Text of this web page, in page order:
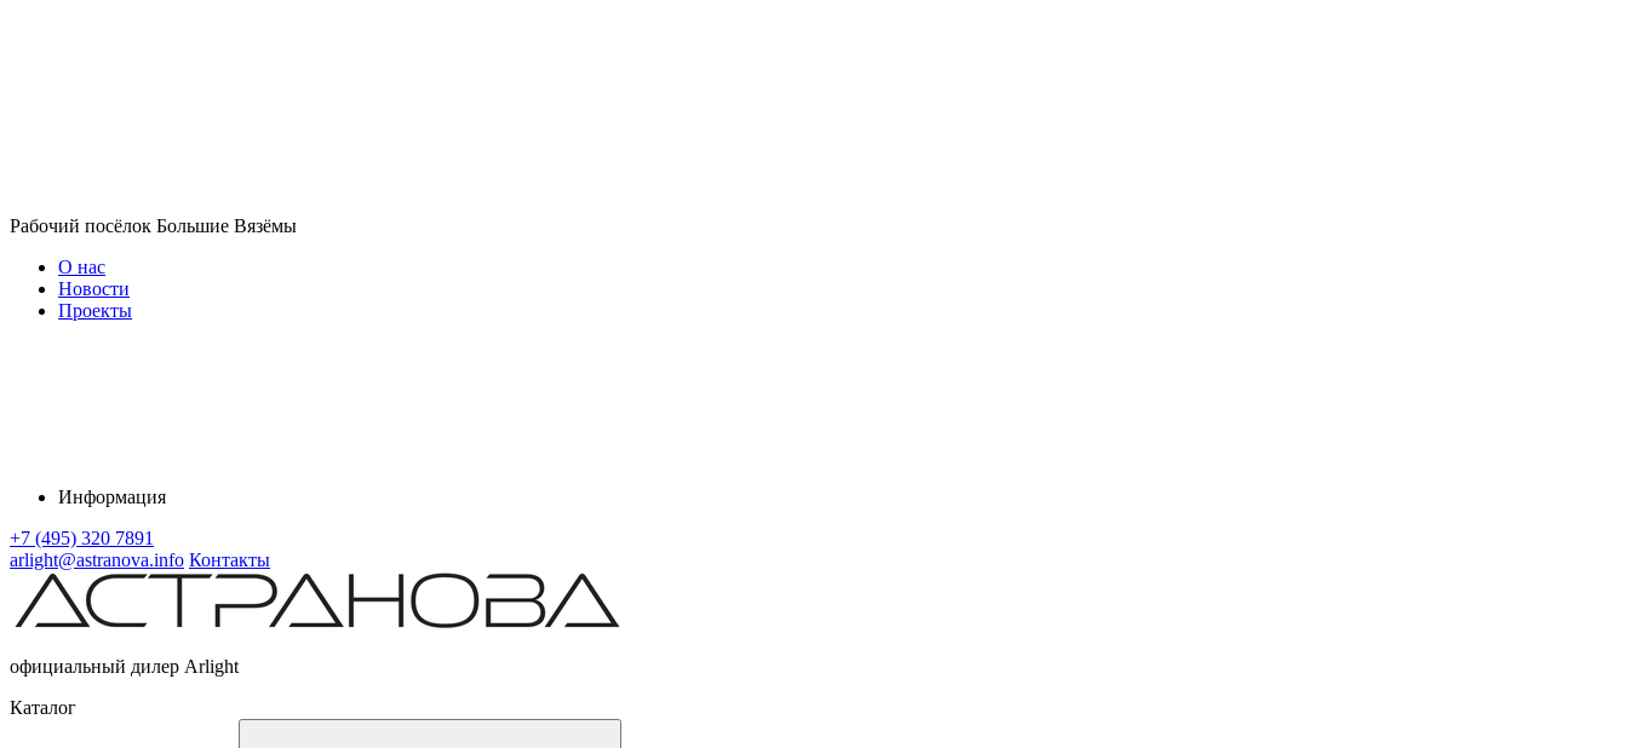
Рабочий посёлок Большие Вязёмы
О нас
Новости
Проекты
Информация
+7 (495) 320 7891
arlight@astranova.info Контакты
официальный дилер Arlight
Каталог